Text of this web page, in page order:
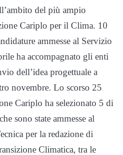
del più ampio
Cariplo per il Clima. 10
ammesse al Servizio
ha accompagnato gli enti
dell’idea progettuale a
novembre. Lo scorso 25
Cariplo ha selezionato 5 di
sono state ammesse al
per la redazione di
Climatica, tra le